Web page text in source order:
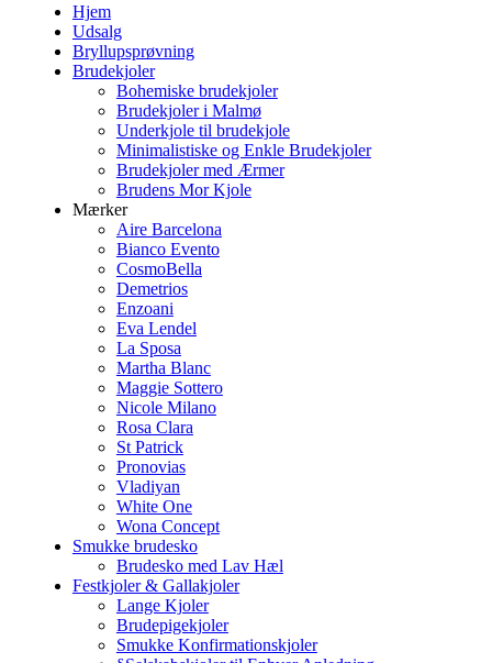
Hjem
Udsalg
Bryllupsprøvning
Brudekjoler
Bohemiske brudekjoler
Brudekjoler i Malmø
Underkjole til brudekjole
Minimalistiske og Enkle Brudekjoler
Brudekjoler med Ærmer
Brudens Mor Kjole
Mærker
Aire Barcelona
Bianco Evento
CosmoBella
Demetrios
Enzoani
Eva Lendel
La Sposa
Martha Blanc
Maggie Sottero
Nicole Milano
Rosa Clara
St Patrick
Pronovias
Vladiyan
White One
Wona Concept
Smukke brudesko
Brudesko med Lav Hæl
Festkjoler & Gallakjoler
Lange Kjoler
Brudepigekjoler
Smukke Konfirmationskjoler